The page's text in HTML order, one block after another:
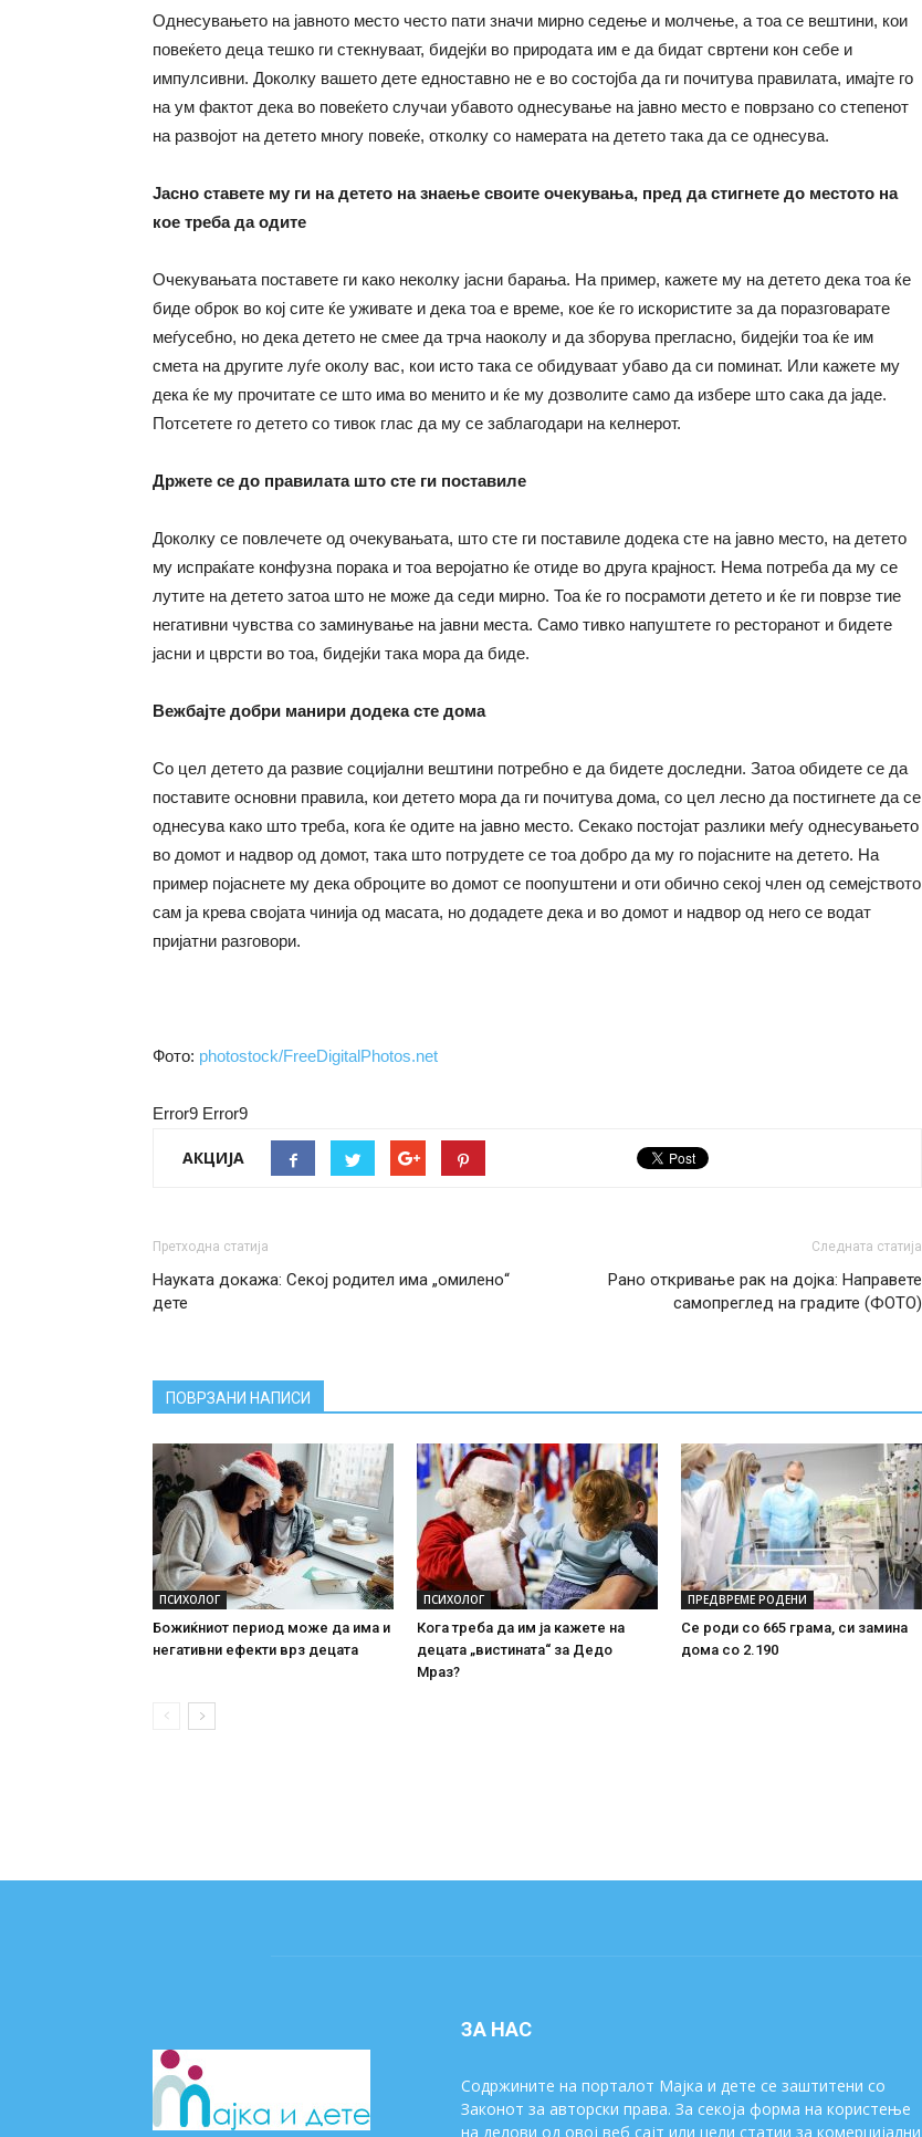
Однесувањето на јавното место често пати значи мирно седење и молчење, а тоа се вештини, кои
повеќето деца тешко ги стекнуваат, бидејќи во природата им е да бидат свртени кон себе и
импулсивни. Доколку вашето дете едноставно не е во состојба да ги почитува правилата, имајте го
на ум фактот дека во повеќето случаи убавото однесување на јавно место е поврзано со степенот
на развојот на детето многу повеќе, отколку со намерата на детето така да се однесува.
Јасно ставете му ги на детето на знаење своите очекувања, пред да стигнете до местото на
кое треба да одите
Очекувањата поставете ги како неколку јасни барања. На пример, кажете му на детето дека тоа ќе
биде оброк во кој сите ќе уживате и дека тоа е време, кое ќе го искористите за да поразговарате
меѓусебно, но дека детето не смее да трча наоколу и да зборува прегласно, бидејќи тоа ќе им
смета на другите луѓе околу вас, кои исто така се обидуваат убаво да си поминат. Или кажете му
дека ќе му прочитате се што има во менито и ќе му дозволите само да избере што сака да јаде.
Потсетете го детето со тивок глас да му се заблагодари на келнерот.
Држете се до правилата што сте ги поставиле
Доколку се повлечете од очекувањата, што сте ги поставиле додека сте на јавно место, на детето
му испраќате конфузна порака и тоа веројатно ќе отиде во друга крајност. Нема потреба да му се
лутите на детето затоа што не може да седи мирно. Тоа ќе го посрамоти детето и ќе ги поврзе тие
негативни чувства со заминување на јавни места. Само тивко напуштете го ресторанот и бидете
јасни и цврсти во тоа, бидејќи така мора да биде.
Вежбајте добри манири додека сте дома
Со цел детето да развие социјални вештини потребно е да бидете доследни. Затоа обидете се да
поставите основни правила, кои детето мора да ги почитува дома, со цел лесно да постигнете да се
однесува како што треба, кога ќе одите на јавно место. Секако постојат разлики меѓу однесувањето
во домот и надвор од домот, така што потрудете се тоа добро да му го појасните на детето. На
пример појаснете му дека оброците во домот се поопуштени и оти обично секој член од семејството
сам ја крева својата чинија од масата, но додадете дека и во домот и надвор од него се водат
пријатни разговори.
Фото: photostock/FreeDigitalPhotos.net
Error9 Error9
АКЦИЈА
Претходна статија
Науката докажа: Секој родител има „омилено“
дете
Следната статија
Рано откривање рак на дојка: Направете
самопреглед на градите (ФОТО)
ПОВРЗАНИ НАПИСИ
ПСИХОЛОГ
Божиќниот период може да има и
негативни ефекти врз децата
ПСИХОЛОГ
Кога треба да им ја кажете на
децата „вистината“ за Дедо
Мраз?
ПРЕДВРЕМЕ РОДЕНИ
Се роди со 665 грама, си замина
дома со 2.190
ЗА НАС
Содржините на порталот Мајка и дете се заштитени со
Законот за авторски права. За секоја форма на користење
на делови од овој веб сајт или цели статии за комерцијални